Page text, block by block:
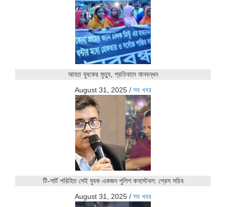
আহত যুবকের মৃত্যু, প্রতিবাদে মানবন্ধন
August 31, 2025 / সব খবর
টি-শার্ট পরিহিত সেই যুবক একজন পুলিশ কনস্টেবল: প্রেস সচিব
August 31, 2025 / সব খবর